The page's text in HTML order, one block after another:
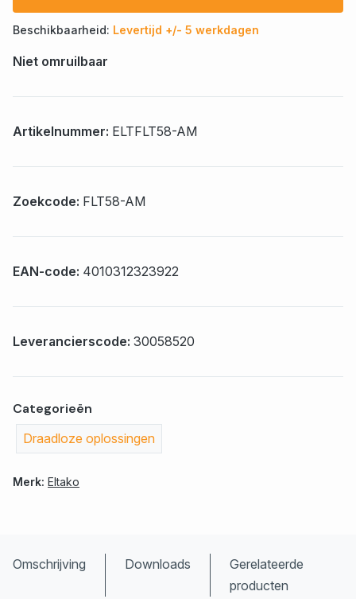
Beschikbaarheid: Levertijd +/- 5 werkdagen
Niet omruilbaar
Artikelnummer: ELTFLT58-AM
Zoekcode: FLT58-AM
EAN-code: 4010312323922
Leverancierscode: 30058520
Categorieën
Draadloze oplossingen
Merk: Eltako
Omschrijving Downloads
Gerelateerde
producten